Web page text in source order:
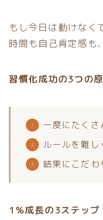
もし今日は動けなく
時間も自己肯定感も
習慣化成功の3つの原
一度にたく
ルールを難し
結果にこだわ
1％成長の3ステップ